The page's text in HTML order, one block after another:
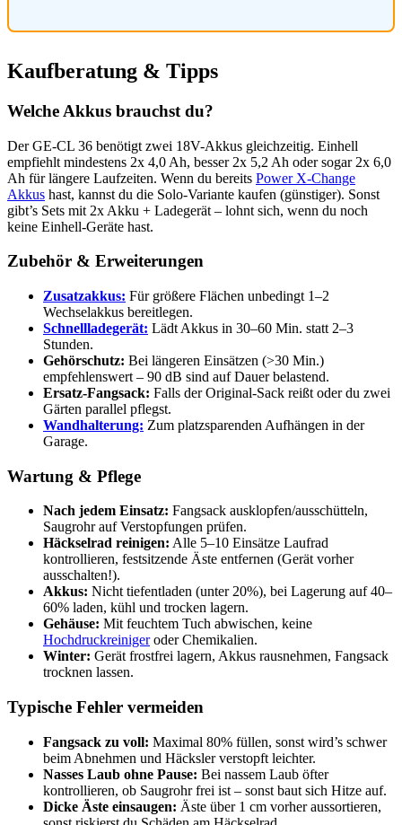
Kaufberatung & Tipps
Welche Akkus brauchst du?
Der GE-CL 36 benötigt zwei 18V-Akkus gleichzeitig. Einhell
empfiehlt mindestens 2x 4,0 Ah, besser 2x 5,2 Ah oder sogar 2x 6,0
Ah für längere Laufzeiten. Wenn du bereits Power X-Change
Akkus hast, kannst du die Solo-Variante kaufen (günstiger). Sonst
gibt’s Sets mit 2x Akku + Ladegerät – lohnt sich, wenn du noch
keine Einhell-Geräte hast.
Zubehör & Erweiterungen
Zusatzakkus: Für größere Flächen unbedingt 1–2
Wechselakkus bereitlegen.
Schnellladegerät: Lädt Akkus in 30–60 Min. statt 2–3
Stunden.
Gehörschutz: Bei längeren Einsätzen (>30 Min.)
empfehlenswert – 90 dB sind auf Dauer belastend.
Ersatz-Fangsack: Falls der Original-Sack reißt oder du zwei
Gärten parallel pflegst.
Wandhalterung: Zum platzsparenden Aufhängen in der
Garage.
Wartung & Pflege
Nach jedem Einsatz: Fangsack ausklopfen/ausschütteln,
Saugrohr auf Verstopfungen prüfen.
Häckselrad reinigen: Alle 5–10 Einsätze Laufrad
kontrollieren, festsitzende Äste entfernen (Gerät vorher
ausschalten!).
Akkus: Nicht tiefentladen (unter 20%), bei Lagerung auf 40–
60% laden, kühl und trocken lagern.
Gehäuse: Mit feuchtem Tuch abwischen, keine
Hochdruckreinigeroder Chemikalien.
Winter: Gerät frostfrei lagern, Akkus rausnehmen, Fangsack
trocknen lassen.
Typische Fehler vermeiden
Fangsack zu voll: Maximal 80% füllen, sonst wird’s schwer
beim Abnehmen und Häcksler verstopft leichter.
Nasses Laub ohne Pause: Bei nassem Laub öfter
kontrollieren, ob Saugrohr frei ist – sonst baut sich Hitze auf.
Dicke Äste einsaugen: Äste über 1 cm vorher aussortieren,